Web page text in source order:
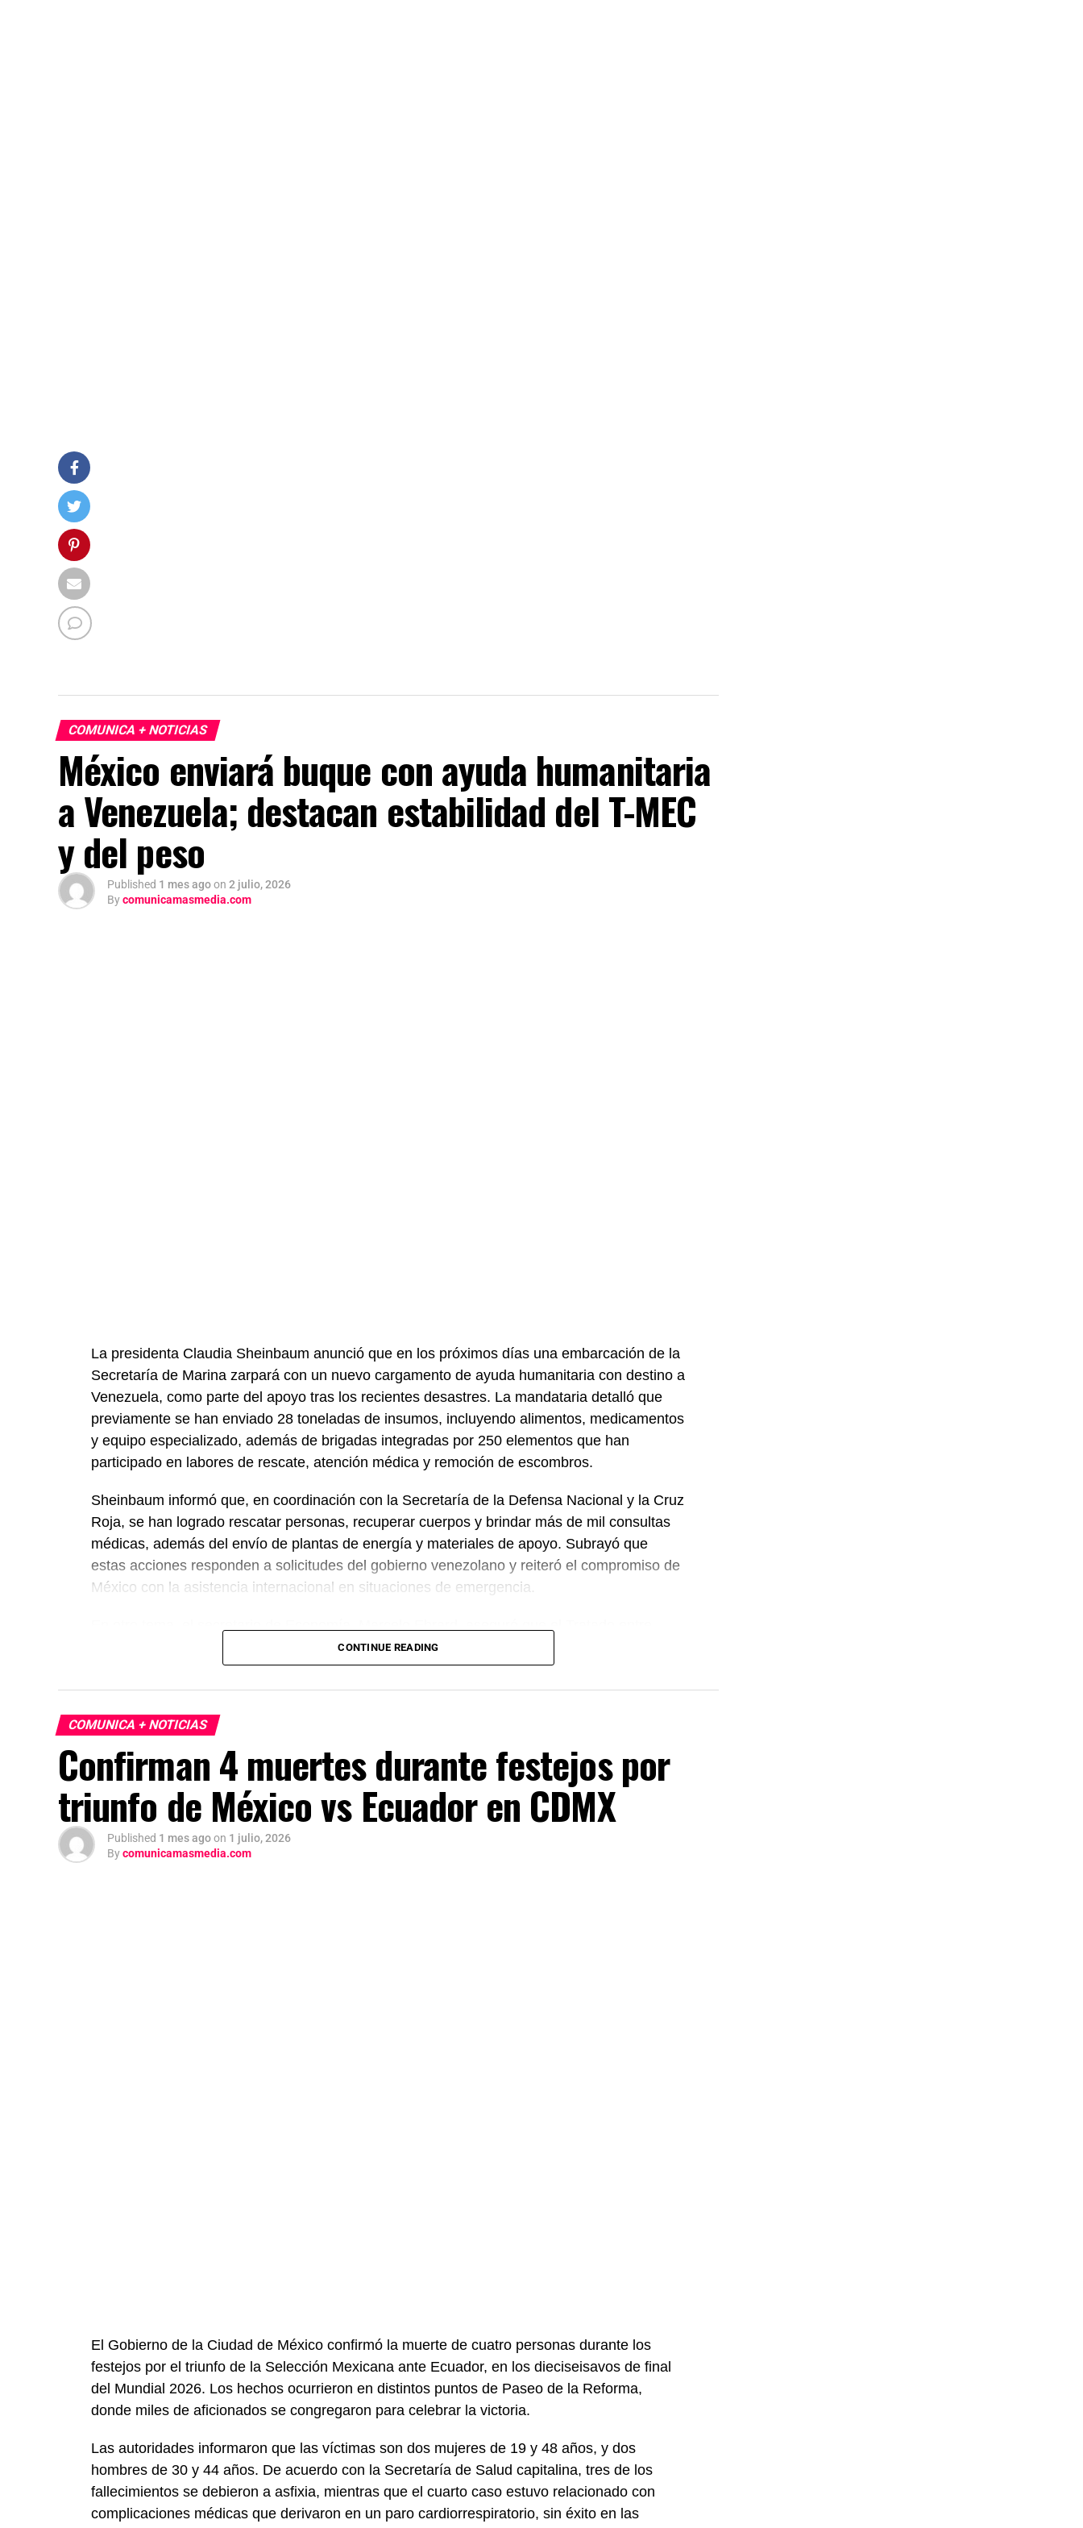
COMUNICA + NOTICIAS
México enviará buque con ayuda humanitaria
a Venezuela; destacan estabilidad del T-MEC
y del peso
Published 1 mes agoon 2 julio, 2026
Bycomunicamasmedia.com
La presidenta Claudia Sheinbaum anunció que en los próximos días una embarcación de la
Secretaría de Marina zarpará con un nuevo cargamento de ayuda humanitaria con destino a
Venezuela, como parte del apoyo tras los recientes desastres. La mandataria detalló que
previamente se han enviado 28 toneladas de insumos, incluyendo alimentos, medicamentos
y equipo especializado, además de brigadas integradas por 250 elementos que han
participado en labores de rescate, atención médica y remoción de escombros.
Sheinbaum informó que, en coordinación con la Secretaría de la Defensa Nacional y la Cruz
Roja, se han logrado rescatar personas, recuperar cuerpos y brindar más de mil consultas
médicas, además del envío de plantas de energía y materiales de apoyo. Subrayó que
estas acciones responden a solicitudes del gobierno venezolano y reiteró el compromiso de
México con la asistencia internacional en situaciones de emergencia.
México, Estados Unidos y Canadá (T-MEC) se mantiene sin cambios y continúa ofreciendo
certidumbre a inversionistas, pese a los procesos de revisión previstos. Por su parte, la
presidenta afirmó que el peso mexicano se mantiene estable frente al dólar y reiteró que el
país es seguro para visitantes, tras los recientes incidentes registrados durante
celebraciones en la capital.
CONTINUE READING
COMUNICA + NOTICIAS
Confirman 4 muertes durante festejos por
triunfo de México vs Ecuador en CDMX
Published 1 mes agoon 1 julio, 2026
Bycomunicamasmedia.com
El Gobierno de la Ciudad de México confirmó la muerte de cuatro personas durante los
festejos por el triunfo de la Selección Mexicana ante Ecuador, en los dieciseisavos de final
del Mundial 2026. Los hechos ocurrieron en distintos puntos de Paseo de la Reforma,
donde miles de aficionados se congregaron para celebrar la victoria.
Las autoridades informaron que las víctimas son dos mujeres de 19 y 48 años, y dos
hombres de 30 y 44 años. De acuerdo con la Secretaría de Salud capitalina, tres de los
fallecimientos se debieron a asfixia, mientras que el cuarto caso estuvo relacionado con
complicaciones médicas que derivaron en un paro cardiorrespiratorio, sin éxito en las